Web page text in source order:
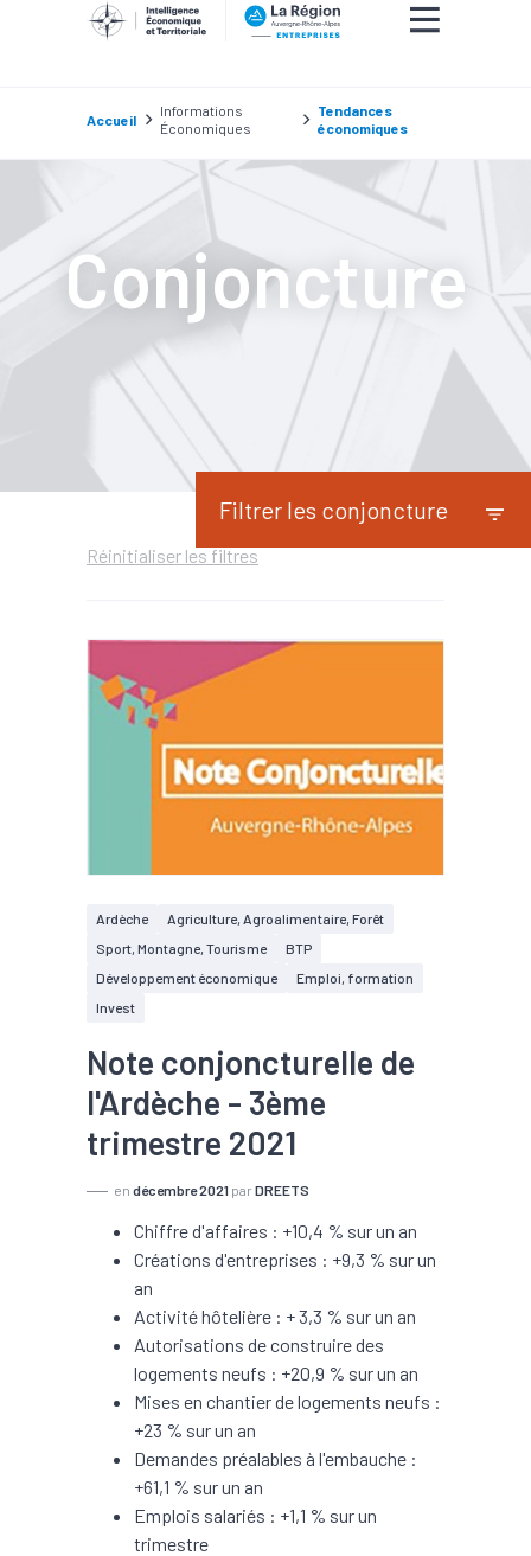
Accueil
Informations
Économiques
Tendances
économiques
Conjoncture
Filtrer les conjoncture
Réinitialiser les filtres
Ardèche
Agriculture, Agroalimentaire, Forêt
Sport, Montagne, Tourisme
BTP
Développement économique
Emploi, formation
Invest
Note conjoncturelle de
l'Ardèche - 3ème
trimestre 2021
en décembre 2021 par DREETS
Chiffre d'affaires : +10,4 % sur un an
Créations d'entreprises : +9,3 % sur un
an
Activité hôtelière : + 3,3 % sur un an
Autorisations de construire des
logements neufs : +20,9 % sur un an
Mises en chantier de logements neufs :
+23 % sur un an
Demandes préalables à l'embauche :
+61,1 % sur un an
Emplois salariés : +1,1 % sur un
trimestre